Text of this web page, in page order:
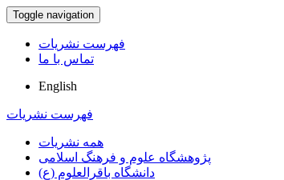
Toggle navigation
فهرست نشریات
تماس با ما
English
فهرست نشریات
همه نشریات
پژوهشگاه علوم و فرهنگ اسلامی
دانشگاه باقرالعلوم (ع)